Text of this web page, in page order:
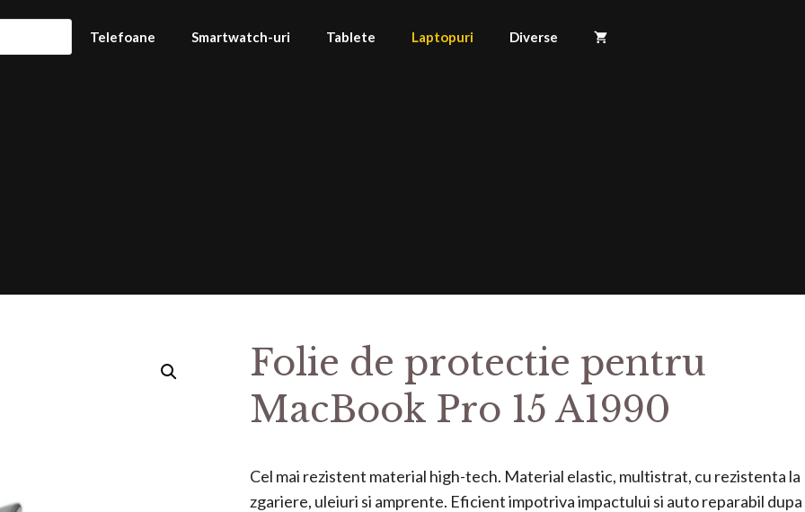
Telefoane Smartwatch-uri Tablete Laptopuri Diverse
Folie de protectie pentru
MacBook Pro 15 A1990
Cel mai rezistent material high-tech. Material elastic, multistrat, cu rezistenta la
zgariere, uleiuri si amprente. Eficient impotriva impactului si auto reparabil dupa